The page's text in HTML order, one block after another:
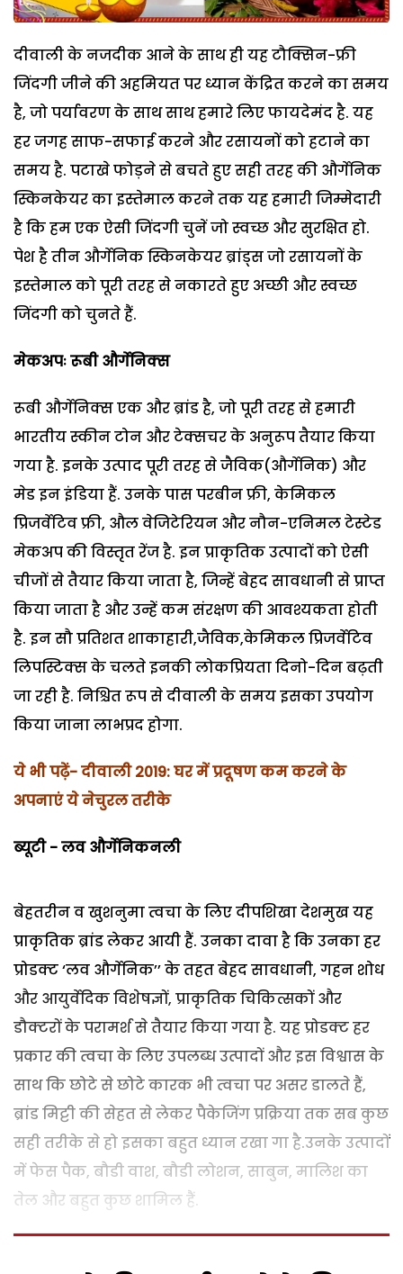
दीवाली के नजदीक आने के साथ ही यह टौक्सिन-फ्री
जिंदगी जीने की अहमियत पर ध्यान केंद्रित करने का समय
है, जो पर्यावरण के साथ साथ हमारे लिए फायदेमंद है. यह
हर जगह साफ-सफाई करने और रसायनों को हटाने का
समय है. पटाखे फोड़ने से बचते हुए सही तरह की और्गेनिक
स्किनकेयर का इस्तेमाल करने तक यह हमारी जिम्मेदारी
है कि हम एक ऐसी जिंदगी चुनें जो स्वच्छ और सुरक्षित हो.
पेश है तीन और्गेनिक स्किनकेयर ब्रांड्स जो रसायनों के
इस्तेमाल को पूरी तरह से नकारते हुए अच्छी और स्वच्छ
जिंदगी को चुनते हैं.
मेकअपः रूबी और्गेनिक्स
रूबी और्गेनिक्स एक और ब्रांड है, जो पूरी तरह से हमारी
भारतीय स्कीन टोन और टेक्सचर के अनुरूप तैयार किया
गया है. इनके उत्पाद पूरी तरह से जैविक(और्गेनिक) और
मेड इन इंडिया हैं. उनके पास परबीन फ्री, केमिकल
प्रिजर्वेटिव फ्री, औल वेजिटेरियन और नौन-एनिमल टेस्टेड
मेकअप की विस्तृत रेंज है. इन प्राकृतिक उत्पादों को ऐसी
चीजों से तैयार किया जाता है, जिन्हें बेहद सावधानी से प्राप्त
किया जाता है और उन्हें कम संरक्षण की आवश्यकता होती
है. इन सौ प्रतिशत शाकाहारी,जैविक,केमिकल प्रिजर्वेटिव
लिपस्टिक्स के चलते इनकी लोकप्रियता दिनो-दिन बढ़ती
जा रही है. निश्चित रूप से दीवाली के समय इसका उपयोग
किया जाना लाभप्रद होगा.
ये भी पढ़ें- दीवाली 2019: घर में प्रदूषण कम करने के
अपनाएं ये नेचुरल तरीके
ब्यूटी - लव और्गेनिकनली
बेहतरीन व खुशनुमा त्वचा के लिए दीपशिखा देशमुख यह
प्राकृतिक ब्रांड लेकर आयी हैं. उनका दावा है कि उनका हर
प्रोडक्ट ‘लव और्गेनिक’’ के तहत बेहद सावधानी, गहन शोध
और आयुर्वेदिक विशेषज्ञों, प्राकृतिक चिकित्सकों और
डौक्टरों के परामर्श से तैयार किया गया है. यह प्रोडक्ट हर
प्रकार की त्वचा के लिए उपलब्ध उत्पादों और इस विश्वास के
साथ कि छोटे से छोटे कारक भी त्वचा पर असर डालते हैं,
ब्रांड मिट्टी की सेहत से लेकर पैकेजिंग प्रक्रिया तक सब कुछ
सही तरीके से हो इसका बहुत ध्यान रखा गा है.उनके उत्पादों
में फेस पैक, बौडी वाश, बौडी लोशन, साबुन, मालिश का
तेल और बहुत कुछ शामिल हैं.